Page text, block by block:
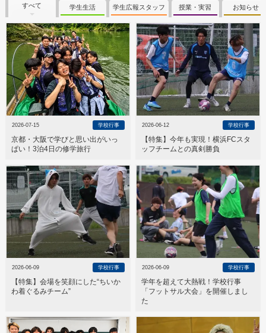
すべて 学生生活 学生広報スタッフ 授業・実習 お知らせ
2026-07-15 学校行事
京都・大阪で学びと思い出がいっ
ぱい！3泊4日の修学旅行
2026-06-12 学校行事
【特集】今年も実現！横浜FCスタ
ッフチームとの真剣勝負
2026-06-09 学校行事
【特集】会場を笑顔にした“ちいか
わ着ぐるみチーム”
2026-06-09 学校行事
学年を超えて大熱戦！学校行事
「フットサル大会」を開催しまし
た